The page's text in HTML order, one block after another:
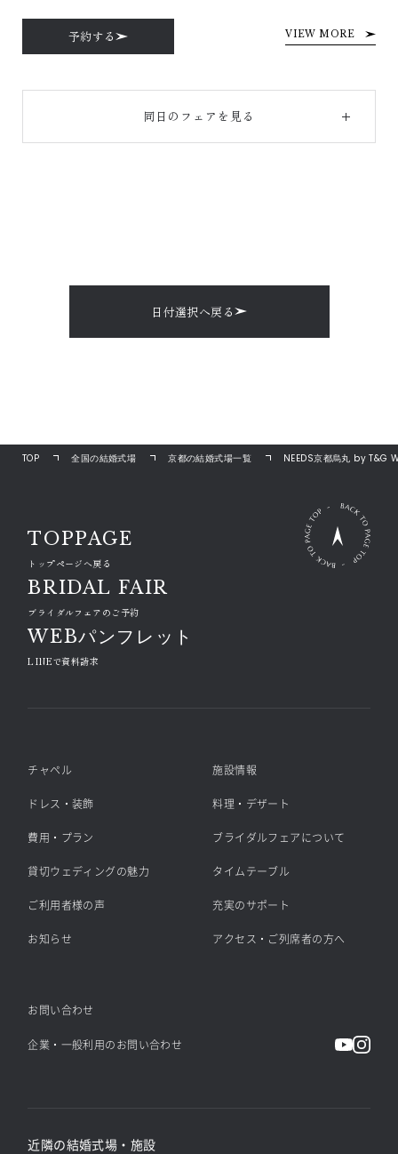
予約する VIEW MORE
同日のフェアを見る
日付選択へ戻る
TOP 全国の結婚式場 京都の結婚式場一覧 NEEDS京都烏丸 by T&G
TOPPAGE
トップページへ戻る
BRIDAL FAIR
ブライダルフェアのご予約
WEBパンフレット
LINEで資料請求
チャペル 施設情報
ドレス・装飾 料理・デザート
費用・プラン ブライダルフェアについて
貸切ウェディングの魅力 タイムテーブル
ご利用者様の声 充実のサポート
お知らせ アクセス・ご列席者の方へ
お問い合わせ
企業・一般利用のお問い合わせ
近隣の結婚式場・施設